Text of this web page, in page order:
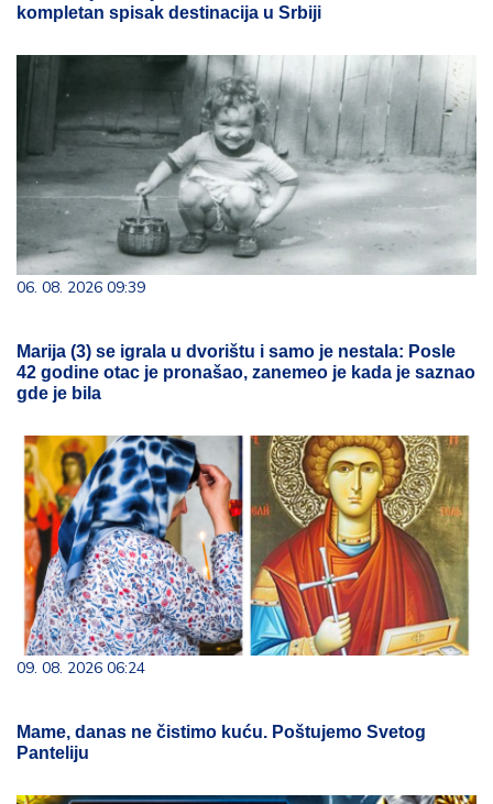
kompletan spisak destinacija u Srbiji
06. 08. 2026 09:39
Marija (3) se igrala u dvorištu i samo je nestala: Posle
42 godine otac je pronašao, zanemeo je kada je saznao
gde je bila
09. 08. 2026 06:24
Mame, danas ne čistimo kuću. Poštujemo Svetog
Panteliju